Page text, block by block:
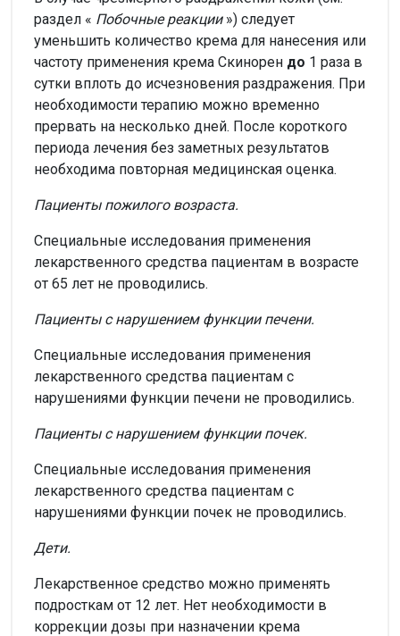
раздел « Побочные реакции») следует
уменьшить количество крема для нанесения или
частоту применения крема Скинорен до 1 раза в
сутки вплоть до исчезновения раздражения. При
необходимости терапию можно временно
прервать на несколько дней. После короткого
периода лечения без заметных результатов
необходима повторная медицинская оценка.
Пациенты пожилого возраста.
Специальные исследования применения
лекарственного средства пациентам в возрасте
от 65 лет не проводились.
Пациенты с нарушением функции печени.
Специальные исследования применения
лекарственного средства пациентам с
нарушениями функции печени не проводились.
Пациенты с нарушением функции почек.
Специальные исследования применения
лекарственного средства пациентам с
нарушениями функции почек не проводились.
Дети.
Лекарственное средство можно применять
подросткам от 12 лет. Нет необходимости в
коррекции дозы при назначении крема